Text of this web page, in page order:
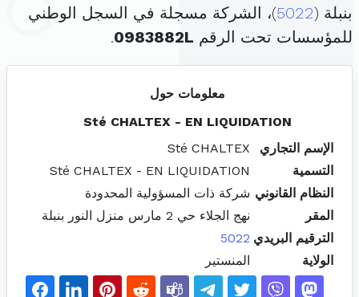
بنبلة (5022)، الشركة مسجلة في السجل الوطني
للمؤسسات تحت الرقم 0983882L
.
معلومات حول
Sté CHALTEX - EN LIQUIDATION
الإسم التجاري
Sté CHALTEX
التسمية
Sté CHALTEX - EN LIQUIDATION
النظام القانوني شركة ذات المسؤولية المحدودة
المقر
نهج الجلاء حي 2 مارس منزل النور بنبلة
الترقيم البريدي 5022
الولاية
المنستير